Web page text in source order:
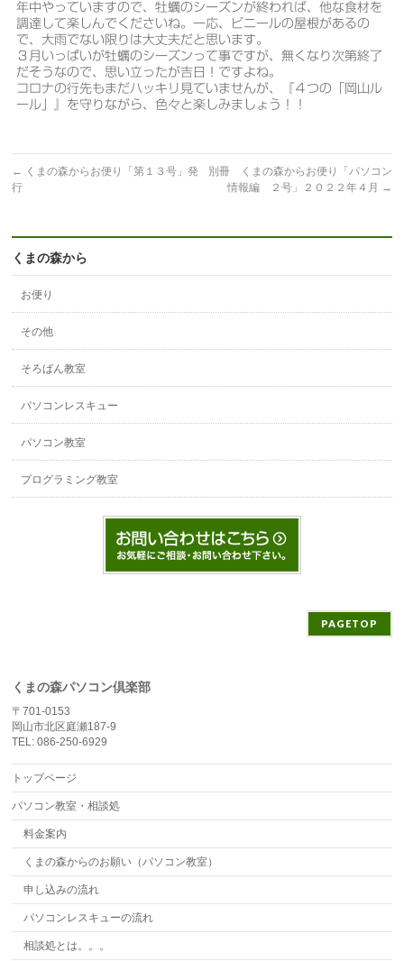
年中やっていますので、牡蠣のシーズンが終われば、他な食材を
調達して楽しんでくださいね。一応、ビニールの屋根があるの
で、大雨でない限りは大丈夫だと思います。
３月いっぱいが牡蠣のシーズンって事ですが、無くなり次第終了
だそうなので、思い立ったが吉日！ですよね。
コロナの行先もまだハッキリ見ていませんが、『４つの「岡山ル
ール」』を守りながら、色々と楽しみましょう！！
← くまの森からお便り「第１３号」発
行
別冊 くまの森からお便り「パソコン
情報編 ２号」２０２２年４月 →
くまの森から
お便り
その他
そろばん教室
パソコンレスキュー
パソコン教室
プログラミング教室
PAGETOP
くまの森パソコン倶楽部
〒701-0153
岡山市北区庭瀬187-9
TEL: 086-250-6929
トップページ
パソコン教室・相談処
料金案内
くまの森からのお願い（パソコン教室）
申し込みの流れ
パソコンレスキューの流れ
相談処とは。。。